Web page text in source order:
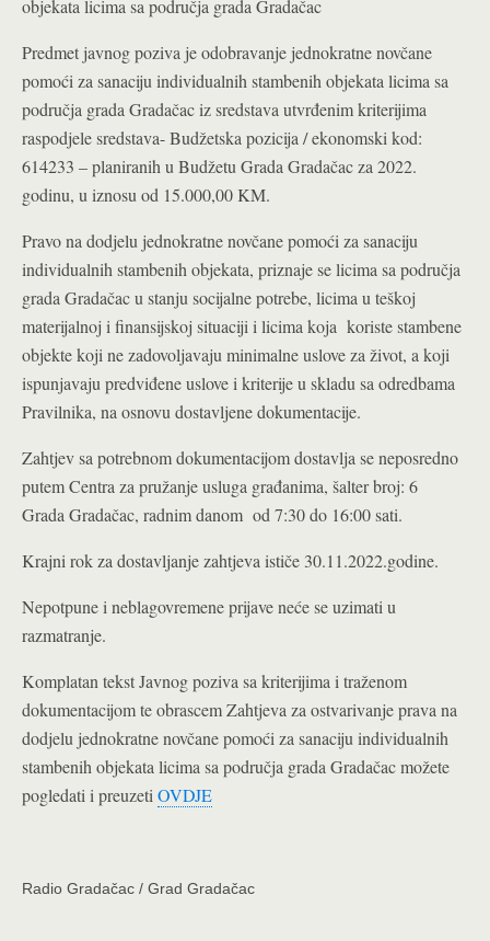
objekata licima sa područja grada Gradačac
Predmet javnog poziva je odobravanje jednokratne novčane
pomoći za sanaciju individualnih stambenih objekata licima sa
područja grada Gradačac iz sredstava utvrđenim kriterijima
raspodjele sredstava- Budžetska pozicija / ekonomski kod:
614233 – planiranih u Budžetu Grada Gradačac za 2022.
godinu, u iznosu od 15.000,00 KM.
Pravo na dodjelu jednokratne novčane pomoći za sanaciju
individualnih stambenih objekata, priznaje se licima sa područja
grada Gradačac u stanju socijalne potrebe, licima u teškoj
materijalnoj i finansijskoj situaciji i licima koja koriste stambene
objekte koji ne zadovoljavaju minimalne uslove za život, a koji
ispunjavaju predviđene uslove i kriterije u skladu sa odredbama
Pravilnika, na osnovu dostavljene dokumentacije.
Zahtjev sa potrebnom dokumentacijom dostavlja se neposredno
putem Centra za pružanje usluga građanima, šalter broj: 6
Grada Gradačac, radnim danom od 7:30 do 16:00 sati.
Krajni rok za dostavljanje zahtjeva ističe 30.11.2022.godine.
Nepotpune i neblagovremene prijave neće se uzimati u
razmatranje.
Komplatan tekst Javnog poziva sa kriterijima i traženom
dokumentacijom te obrascem Zahtjeva za ostvarivanje prava na
dodjelu jednokratne novčane pomoći za sanaciju individualnih
stambenih objekata licima sa područja grada Gradačac možete
pogledati i preuzeti OVDJE
Radio Gradačac / Grad Gradačac